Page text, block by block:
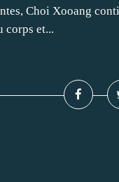
Choi Xooang
corps et...